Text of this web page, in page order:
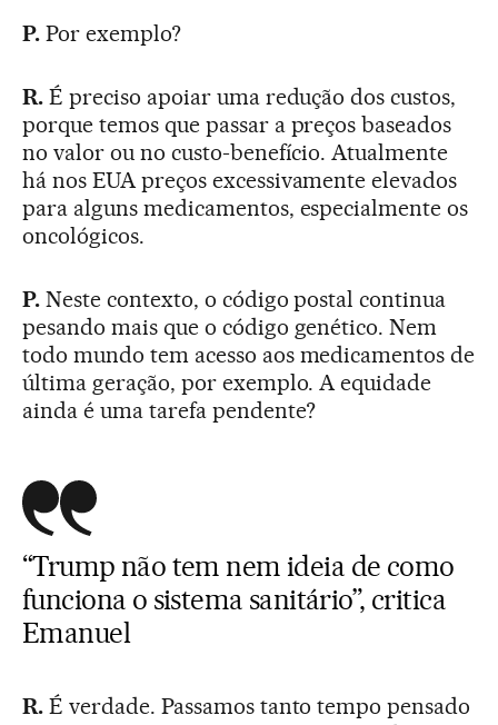
P. Por exemplo?
R. É preciso apoiar uma redução dos custos,
porque temos que passar a preços baseados
no valor ou no custo-benefício. Atualmente
há nos EUA preços excessivamente elevados
para alguns medicamentos, especialmente os
oncológicos.
P. Neste contexto, o código postal continua
pesando mais que o código genético. Nem
todo mundo tem acesso aos medicamentos de
última geração, por exemplo. A equidade
ainda é uma tarefa pendente?
“Trump não tem nem ideia de como
funciona o sistema sanitário”, critica
Emanuel
R. É verdade. Passamos tanto tempo pensado